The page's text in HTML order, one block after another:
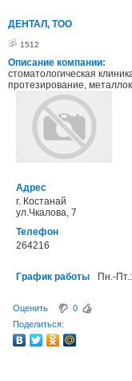
ДЕНТАЛ, ТОО
1512
Описание компании:
стоматологическая
протезирование,
Адрес
г. Костанай
ул.Чкалова, 7
Телефон
264216
График работы Пн.-
Оценить
0
Поделиться: